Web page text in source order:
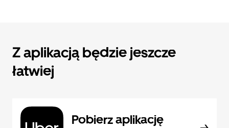
Z aplikacją będzie jeszcze
łatwiej
Pobierz aplikację